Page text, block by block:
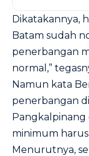
Dikatakannya,
Batam sudah
penerbangan
normal,”
Namun kata
penerbangan
Pangkalpinang
minimum harus
Menurutnya,